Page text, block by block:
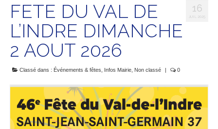
Vie pratique
Enfance & jeunesse
Infos économiques
Patrimoine
Tourisme
16
JUIL 2025
FETE DU VAL DE
L’INDRE DIMANCHE
2 AOUT 2026
Classé dans : Événements & fêtes Infos Mairie Non classé | 0